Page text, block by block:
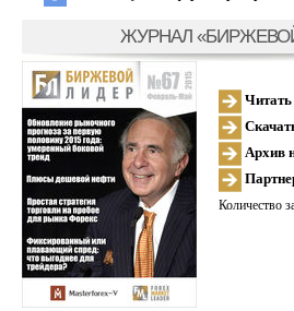
ЖУРНАЛ
Архив
Количество